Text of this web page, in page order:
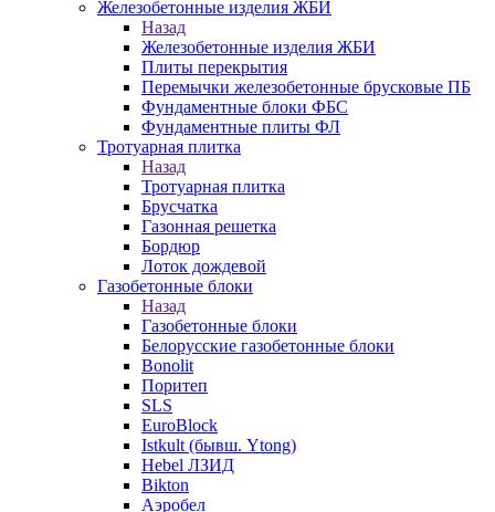
Железобетонные изделия ЖБИ
Назад
Железобетонные изделия ЖБИ
Плиты перекрытия
Перемычки железобетонные брусковые ПБ
Фундаментные блоки ФБС
Фундаментные плиты ФЛ
Тротуарная плитка
Назад
Тротуарная плитка
Брусчатка
Газонная решетка
Бордюр
Лоток дождевой
Газобетонные блоки
Назад
Газобетонные блоки
Белорусские газобетонные блоки
Bonolit
Поритеп
SLS
EuroBlock
Istkult (бывш. Ytong)
Hebel ЛЗИД
Bikton
Аэробел